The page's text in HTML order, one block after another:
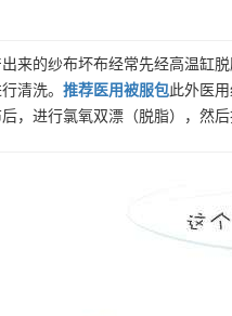
来的纱布坏布经常先经高温缸
清洗。 推荐 医用被服包此外医
，进行氯氧双漂（脱脂），然